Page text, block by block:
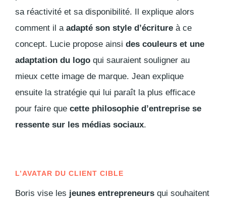
sa réactivité et sa disponibilité. Il explique alors
comment il aadapté son style d’écriture à ce
concept. Lucie propose ainsi des couleurs et une
adaptation du logo qui sauraient souligner au
mieux cette image de marque. Jean explique
ensuite la stratégie qui lui paraît la plus efficace
pour faire que cette philosophie d’entreprise se
ressente sur les médias sociaux.
L’AVATAR DU CLIENT CIBLE
Boris vise les jeunes entrepreneurs qui souhaitent